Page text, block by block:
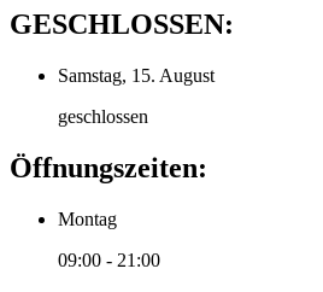
GESCHLOSSEN:
Samstag, 15. August
geschlossen
Öffnungszeiten:
Montag
09:00 - 21:00